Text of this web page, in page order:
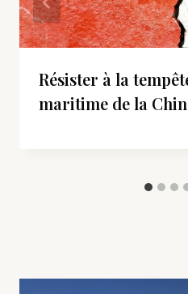
Résister à la
maritime de la